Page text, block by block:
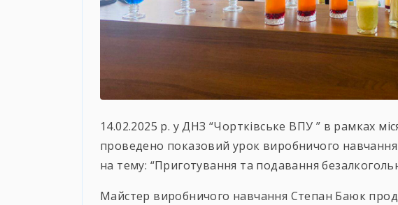
14.02.2025 р. у ДНЗ “Чортківське ВПУ ” в рамках
проведено показовий урок виробничого навчання
на тему: “Приготування та подавання
Майстер виробничого навчання Степан Баюк